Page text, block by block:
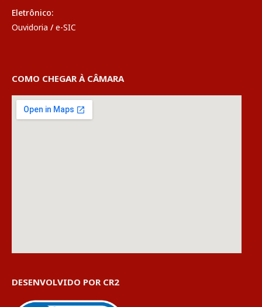
Eletrônico:
Ouvidoria / e-SIC
COMO CHEGAR À CÂMARA
DESENVOLVIDO POR CR2